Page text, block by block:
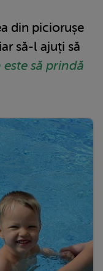
din piciorușe
să-l ajuți să
este să prindă